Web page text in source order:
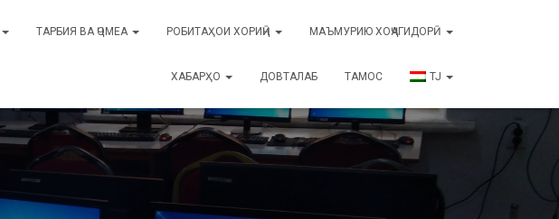
ТАРБИЯ ВА ҶОМЕА РОБИТАҲОИ ХОРИҶӢ МАЪМУРИЮ ХОҶАГИДОРӢ
ХАБАРҲО ДОВТАЛАБ ТАМОС TJ